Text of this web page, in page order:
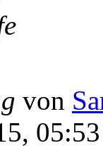
von
05:53